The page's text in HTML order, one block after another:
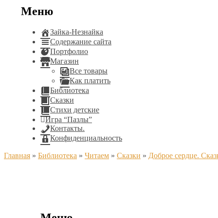
Меню
Зайка-Незнайка
Содержание сайта
Портфолио
Магазин
Все товары
Как платить
Библиотека
Сказки
Стихи детские
Игра “Пазлы”
Контакты.
Конфиденциальность
Главная » Библиотека » Читаем » Сказки » Доброе сердце.